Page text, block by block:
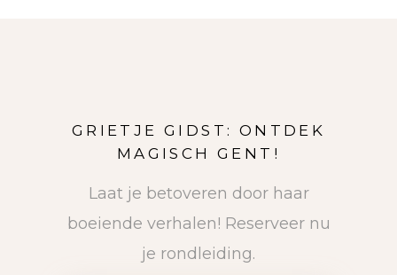
GRIETJE GIDST: ONTDEK
MAGISCH GENT!
Laat je betoveren door haar
boeiende verhalen! Reserveer nu
je rondleiding.